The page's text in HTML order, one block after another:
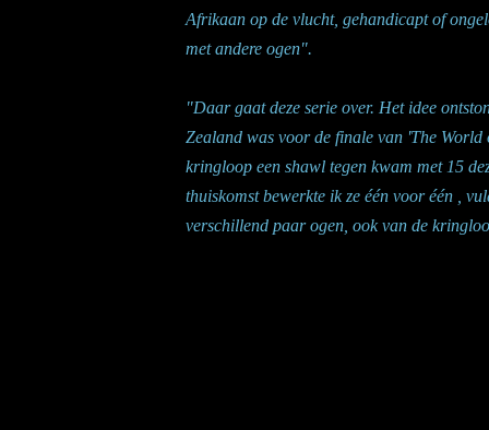
Afrikaan op de vlucht, gehandicapt of
met andere ogen".
"Daar gaat deze serie over. Het idee
Zealand was voor de finale van 'The World
kringloop een shawl tegen kwam met 15
thuiskomst bewerkte ik ze één voor één ,
verschillend paar ogen, ook van de